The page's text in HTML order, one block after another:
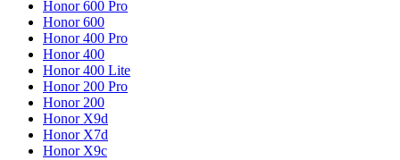
Honor 600 Pro
Honor 600
Honor 400 Pro
Honor 400
Honor 400 Lite
Honor 200 Pro
Honor 200
Honor X9d
Honor X7d
Honor X9c